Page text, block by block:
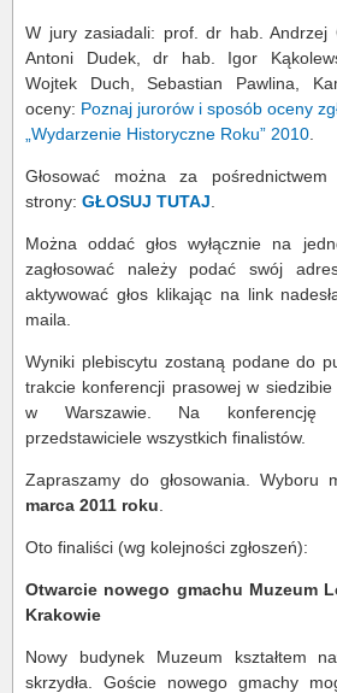
W jury zasiadali: prof. dr hab. Andrzej
Antoni Dudek, dr hab. Igor
Wojtek Duch, Sebastian Pawlina,
oceny: Poznaj jurorów i sposób oceny
„Wydarzenie Historyczne Roku” 2010
Głosować można za
strony: GŁOSUJ TUTAJ
Można oddać głos wyłącznie na
zagłosować należy podać swój
aktywować głos klikając na link
maila.
Wyniki plebiscytu zostaną podane do
trakcie konferencji prasowej w
w Warszawie. Na konferencję
przedstawiciele wszystkich finalistów.
Zapraszamy do głosowania. Wyboru
marca 2011 roku
Oto finaliści (wg kolejności zgłoszeń):
Otwarcie nowego gmachu Muzeum
Krakowie
Nowy budynek Muzeum kształtem
skrzydła. Goście nowego gmachy